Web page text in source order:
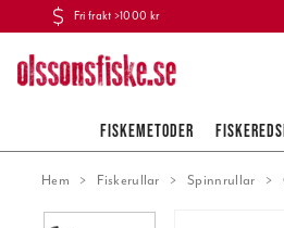
Fri frakt >1000 kr
FISKEMETODER
Hem Fiskerullar Spinnrullar